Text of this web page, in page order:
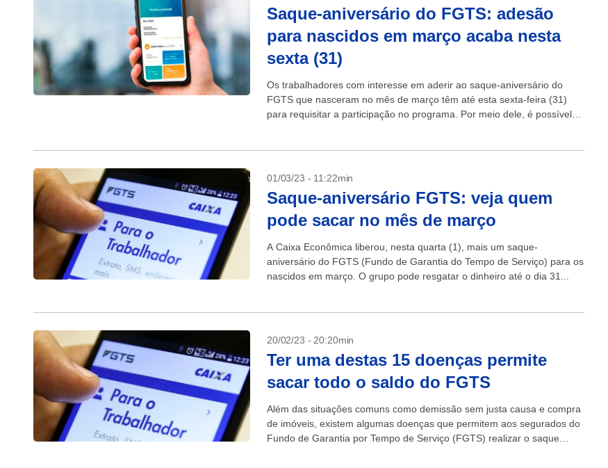
Saque-aniversário do FGTS: adesão
para nascidos em março acaba nesta
sexta (31)
Os trabalhadores com interesse em aderir ao saque-aniversário do
FGTS que nasceram no mês de março têm até esta sexta-feira (31)
para requisitar a participação no programa. Por meio dele, é possível
01/03/23 - 11:22min
Saque-aniversário FGTS: veja quem
pode sacar no mês de março
A Caixa Econômica liberou, nesta quarta (1), mais um saque-
aniversário do FGTS (Fundo de Garantia do Tempo de Serviço) para os
nascidos em março. O grupo pode resgatar o dinheiro até o dia 31...
20/02/23 - 20:20min
Ter uma destas 15 doenças permite
sacar todo o saldo do FGTS
Além das situações comuns como demissão sem justa causa e compra
de imóveis, existem algumas doenças que permitem aos segurados do
Fundo de Garantia por Tempo de Serviço (FGTS) realizar o saque